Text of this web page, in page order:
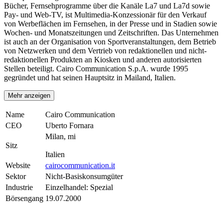
Bücher, Fernsehprogramme über die Kanäle La7 und La7d sowie
Pay- und Web-TV, ist Multimedia-Konzessionär für den Verkauf
von Werbeflächen im Fernsehen, in der Presse und in Stadien sowie
Wochen- und Monatszeitungen und Zeitschriften. Das Unternehmen
ist auch an der Organisation von Sportveranstaltungen, dem Betrieb
von Netzwerken und dem Vertrieb von redaktionellen und nicht-
redaktionellen Produkten an Kiosken und anderen autorisierten
Stellen beteiligt. Cairo Communication S.p.A. wurde 1995
gegründet und hat seinen Hauptsitz in Mailand, Italien.
Mehr anzeigen
Name
Cairo Communication
CEO
Uberto Fornara
Sitz
Milan, mi
Italien
Website
cairocommunication.it
Sektor
Nicht-Basiskonsumgüter
Industrie
Einzelhandel: Spezial
Börsengang 19.07.2000